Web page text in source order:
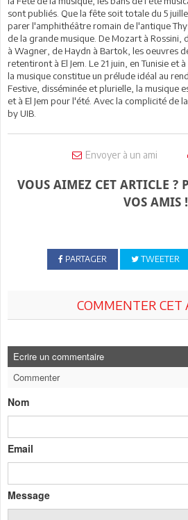
sont publiés. Que la fête soit totale du 5
parer l'amphithéâtre romain de l'antique
de la grande musique. De Mozart à Rossini,
à Wagner, de Haydn à Bartok, les oeuvres
retentiront à El Jem. Le 21 juin, en Tunisie et
la musique constitue un prélude idéal au
Festive, disséminée et plurielle, la musique
et à El Jem pour l'été. Avec la complicité de
by UIB.
Envoyer à un ami
VOUS AIMEZ CET ARTICLE ?
VOS AMIS !
PARTAGER TWEETER
COMMENTER CET
Ecrire un commentaire
Commenter
Nom
Email
Message